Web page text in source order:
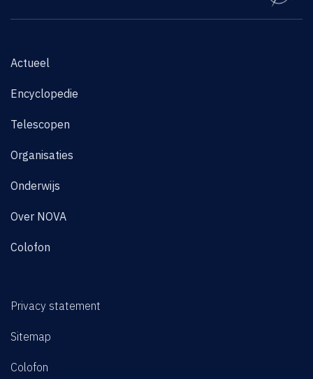
Actueel
Encyclopedie
Telescopen
Organisaties
Onderwijs
Over NOVA
Colofon
Privacy statement
Sitemap
Colofon